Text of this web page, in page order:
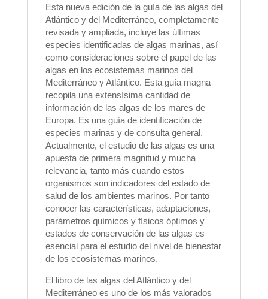
Esta nueva edición de la guía de las algas del
Atlántico y del Mediterráneo, completamente
revisada y ampliada, incluye las últimas
especies identificadas de algas marinas, así
como consideraciones sobre el papel de las
algas en los ecosistemas marinos del
Mediterráneo y Atlántico. Esta guía magna
recopila una extensísima cantidad de
información de las algas de los mares de
Europa. Es una guía de identificación de
especies marinas y de consulta general.
Actualmente, el estudio de las algas es una
apuesta de primera magnitud y mucha
relevancia, tanto más cuando estos
organismos son indicadores del estado de
salud de los ambientes marinos. Por tanto
conocer las características, adaptaciones,
parámetros químicos y físicos óptimos y
estados de conservación de las algas es
esencial para el estudio del nivel de bienestar
de los ecosistemas marinos.
El libro de las algas del Atlántico y del
Mediterráneo es uno de los más valorados